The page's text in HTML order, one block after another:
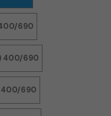
400/690
400/690
400/690